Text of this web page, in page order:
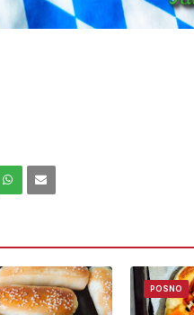
POSNO